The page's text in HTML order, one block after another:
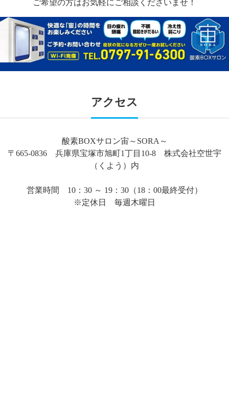
ご希望の方はお気軽にご相談くださいませ！
アクセス
酸素BOXサロン宙～SORA～
〒665-0836 兵庫県宝塚市旭町1丁目10-8 株式会社空世宇
（くよう）内
営業時間 10：30 ～ 19：30（18：00最終受付）
※定休日 毎週木曜日